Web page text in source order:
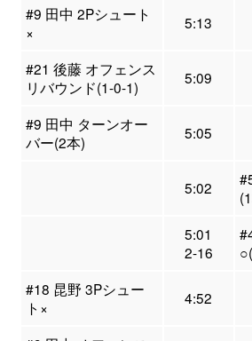
#9 田中 2Pシュート
×
5:13
#21 後藤 オフェンス
リバウンド(1-0-1)
5:09
#9 田中 ターンオー
バー(2本)
5:05
5:02
5:01
2-16
#18 昆野 3Pシュー
ト×
4:52